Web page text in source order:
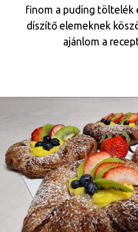
finom a puding töltelék
díszítő elemeknek
ajánlom a